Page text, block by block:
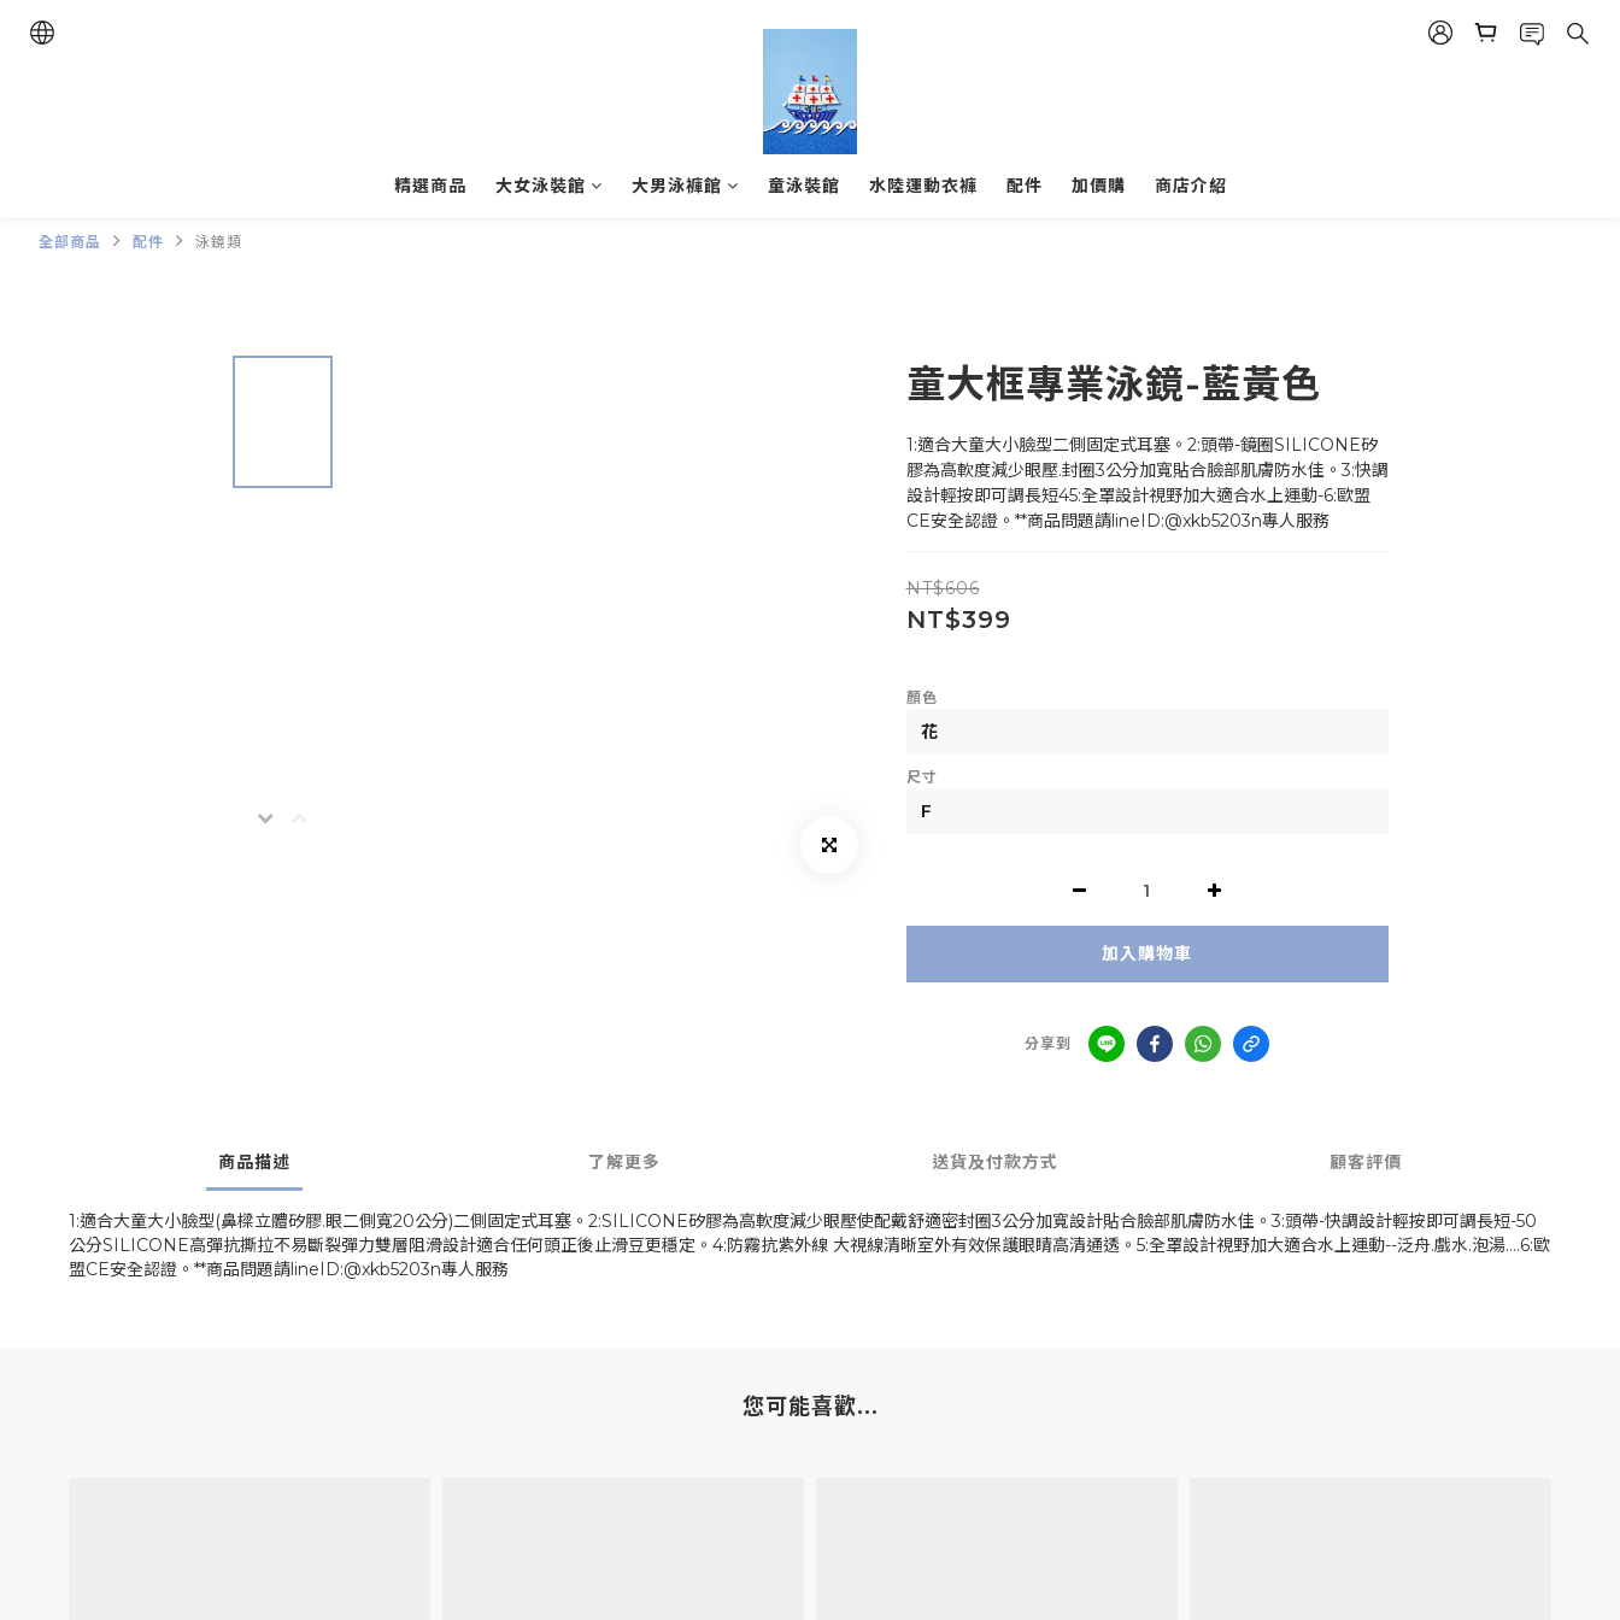
精選商品 大女泳裝館 大男泳褲館 童泳裝館 水陸運動衣褲 配件 加價購 商店介紹
全部商品 配件 泳鏡類
童大框專業泳鏡-藍黃色
1:適合大童大小臉型二側固定式耳塞。2:頭帶-鏡圈SILICONE矽
膠為高軟度減少眼壓.封圈3公分加寬貼合臉部肌膚防水佳。3:快調
設計輕按即可調長短45:全罩設計視野加大適合水上運動-6:歐盟
CE安全認證。**商品問題請lineID:@xkb5203n專人服務
NT$606
NT$399
顏色
尺寸
加入購物車
分享到
商品描述 了解更多 送貨及付款方式 顧客評價
1:適合大童大小臉型(鼻樑立體矽膠.眼二側寬20公分)二側固定式耳塞。2:SILICONE矽膠為高軟度減少眼壓使配戴舒適密封圈3公分加寬設計貼合臉部肌膚防水佳。3:頭帶-快調設計輕按即可調長短-50
公分SILICONE高彈抗撕拉不易斷裂彈力雙層阻滑設計適合任何頭正後止滑豆更穩定。4:防霧抗紫外線 大視線清晰室外有效保護眼睛高清通透。5:全罩設計視野加大適合水上運動--泛舟.戲水.泡湯....6:歐
盟CE安全認證。**商品問題請lineID:@xkb5203n專人服務
您可能喜歡...